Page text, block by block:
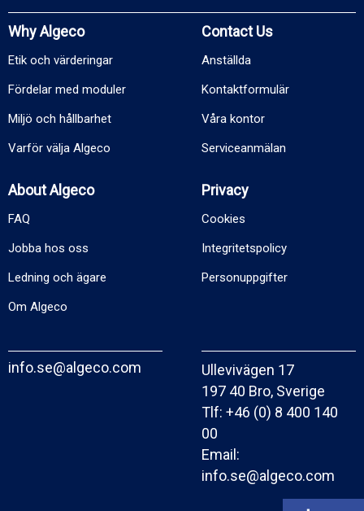
Why Algeco
Etik och värderingar
Fördelar med moduler
Miljö och hållbarhet
Varför välja Algeco
Contact Us
Anställda
Kontaktformulär
Våra kontor
Serviceanmälan
About Algeco
FAQ
Jobba hos oss
Ledning och ägare
Om Algeco
Privacy
Cookies
Integritetspolicy
Personuppgifter
info.se@algeco.com
Ullevivägen 17
197 40 Bro, Sverige
Tlf: +46 (0) 8 400 140
00
Email:
info.se@algeco.com